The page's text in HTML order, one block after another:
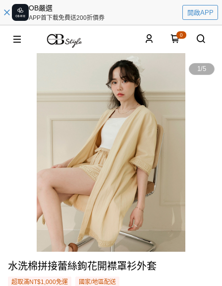
OB嚴選
APP首下載免費送200折價券
開啟APP
0
1/5
水洗棉拼接蕾絲鉤花開襟罩衫外套
超取滿NT$1,000免運 國家/地區配送